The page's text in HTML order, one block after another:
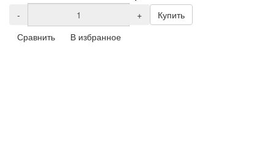
- +
Купить
Сравнить
В избранное